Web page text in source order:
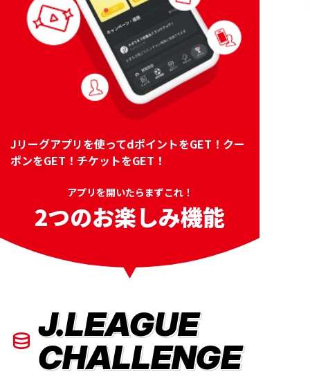
Jリーグアプリを使ってdポイントをGET！クー
ポンをGET！チケットをGET！
アプリを開いたらまずこれ！
2つのお楽しみ機能
J.LEAGUE
CHALLENGE